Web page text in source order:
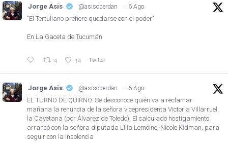
Jorge Asis @asisoberdan · 6 Ago
"El Tertuliano prefiere quedarse con el poder"
En La Gaceta de Tucumán
4 14 Twitter
Jorge Asis @asisoberdan · 6 Ago
EL TURNO DE QUIRNO. Se desconoce quién va a reclamar
mañana la renuncia de la señora vicepresidenta Victoria Villarruel,
la Cayetana (por Álvarez de Toledo), El calculado hostigamiento
arrancó con la señora diputada Lilia Lemoine, Nicole Kidman, para
seguir con la insolencia